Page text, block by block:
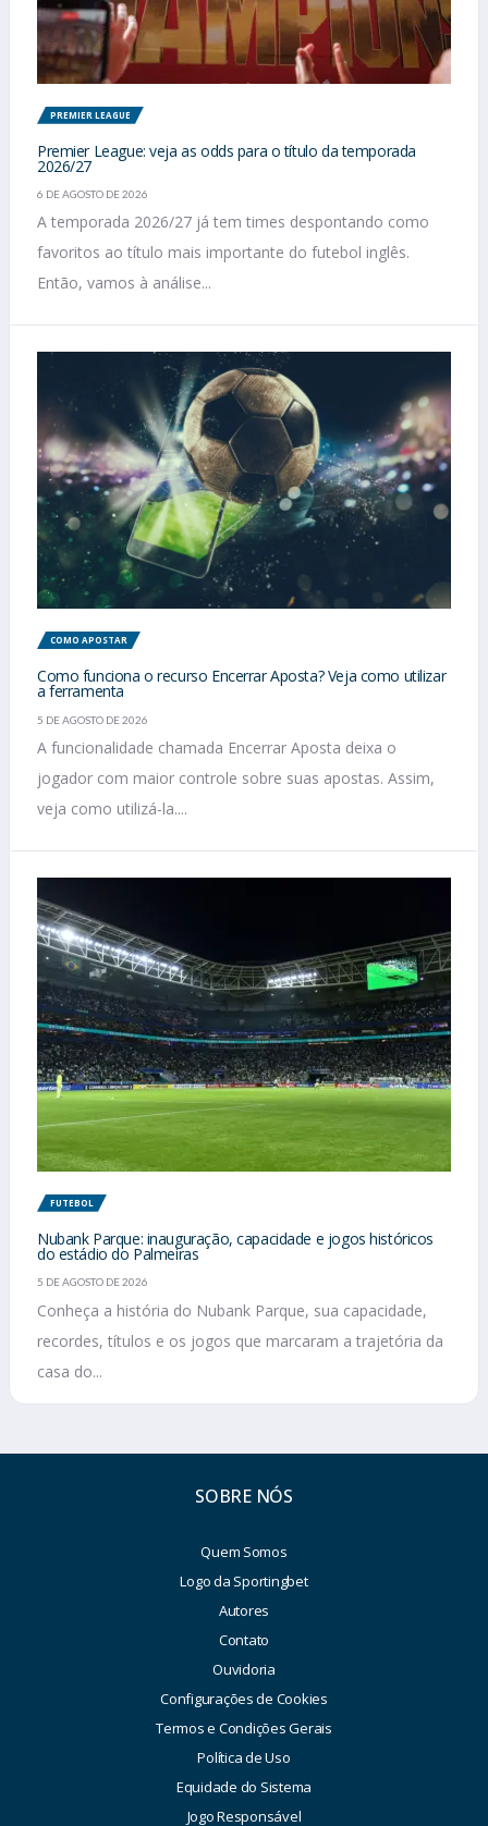
PREMIER LEAGUE
Premier League: veja as odds para o título da temporada
2026/27
6 DE AGOSTO DE 2026
A temporada 2026/27 já tem times despontando como
favoritos ao título mais importante do futebol inglês.
Então, vamos à análise...
COMO APOSTAR
Como funciona o recurso Encerrar Aposta? Veja como utilizar
a ferramenta
5 DE AGOSTO DE 2026
A funcionalidade chamada Encerrar Aposta deixa o
jogador com maior controle sobre suas apostas. Assim,
veja como utilizá-la....
FUTEBOL
Nubank Parque: inauguração, capacidade e jogos históricos
do estádio do Palmeiras
5 DE AGOSTO DE 2026
Conheça a história do Nubank Parque, sua capacidade,
recordes, títulos e os jogos que marcaram a trajetória da
casa do...
SOBRE NÓS
Quem Somos
Logo da Sportingbet
Autores
Contato
Ouvidoria
Configurações de Cookies
Termos e Condições Gerais
Política de Uso
Equidade do Sistema
Jogo Responsável